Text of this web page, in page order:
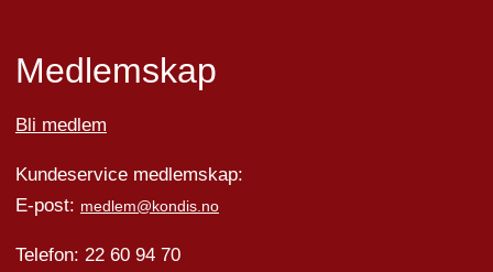
Medlemskap
Bli medlem
Kundeservice medlemskap:
E-post: medlem@kondis.no
Telefon: 22 60 94 70